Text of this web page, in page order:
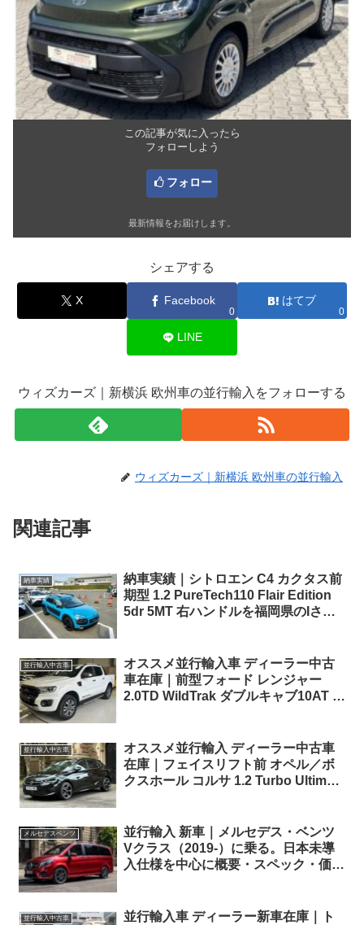
この記事が気に入ったら
フォローしよう
フォロー
最新情報をお届けします。
シェアする
X Facebook
0
はてブ
0
LINE
ウィズカーズ｜新横浜 欧州車の並行輸入をフォローする
ウィズカーズ｜新横浜 欧州車の並行輸入
関連記事
納車実績
納車実績｜シトロエン C4 カクタス前
期型 1.2 PureTech110 Flair Edition
5dr 5MT 右ハンドルを福岡県のIさま
並行輸入中古車
オススメ並行輸入車 ディーラー中古
車在庫｜前型フォード レンジャー
2.0TD WildTrak ダブルキャブ10AT 右
並行輸入中古車
オススメ並行輸入 ディーラー中古車
在庫｜フェイスリフト前 オペル／ボ
クスホール コルサ 1.2 Turbo Ultimate
メルセデスベンツ
並行輸入 新車｜メルセデス・ベンツ
Vクラス（2019-）に乗る。日本未導
入仕様を中心に概要・スペック・価格
並行輸入中古車
並行輸入車 ディーラー新車在庫｜ト